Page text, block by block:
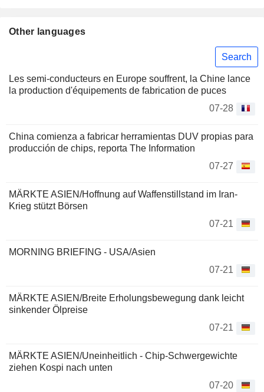
Other languages
Search
Les semi-conducteurs en Europe souffrent, la Chine lance
la production d'équipements de fabrication de puces
07-28
China comienza a fabricar herramientas DUV propias para
producción de chips, reporta The Information
07-27
MÄRKTE ASIEN/Hoffnung auf Waffenstillstand im Iran-
Krieg stützt Börsen
07-21
MORNING BRIEFING - USA/Asien
07-21
MÄRKTE ASIEN/Breite Erholungsbewegung dank leicht
sinkender Ölpreise
07-21
MÄRKTE ASIEN/Uneinheitlich - Chip-Schwergewichte
ziehen Kospi nach unten
07-20